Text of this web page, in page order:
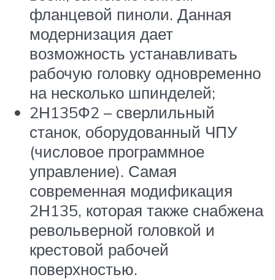
фланцевой пиноли. Данная
модернизация дает
возможность устанавливать
рабочую головку одновременно
на несколько шпинделей;
2Н135Ф2 – сверлильный
станок, оборудованный ЧПУ
(числовое программное
управление). Самая
современная модификация
2Н135, которая также снабжена
револьверной головкой и
крестовой рабочей
поверхностью.